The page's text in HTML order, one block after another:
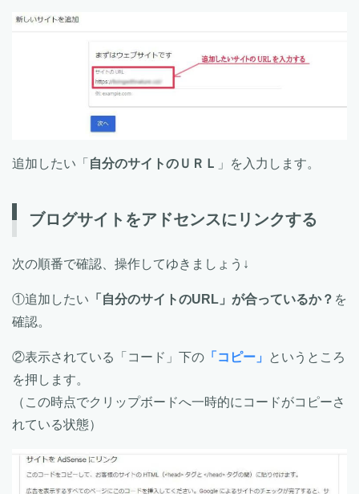
追加したい「 自分のサイトのＵＲＬ 」を入力します。
ブログサイトをアドセンスにリンクする
次の順番で確認、操作してゆきましょう↓
①追加したい 「自分のサイトのURL」が合っているか？ を
確認。
②表示されている「コード」下の 「コピー」
というところ
を押します。
（この時点でクリップボードへ一時的にコードがコピーさ
れている状態）